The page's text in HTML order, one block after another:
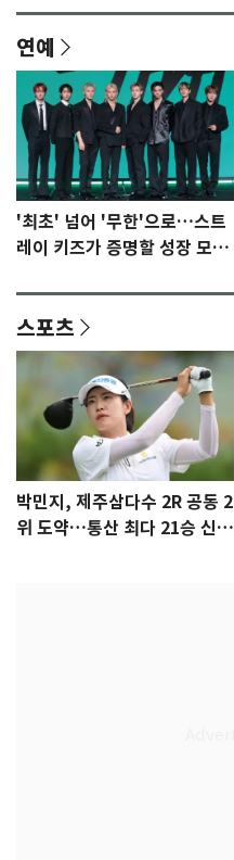
연예
'최초' 넘어 '무한'으로…스트
레이 키즈가 증명할 성장 모멘
스포츠
박민지, 제주삼다수 2R 공동 2
위 도약…통산 최다 21승 신기